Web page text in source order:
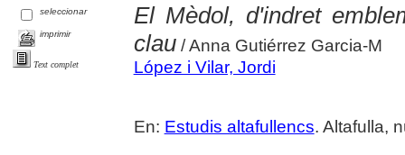
seleccionar
imprimir
Text complet
El Mèdol, d'indret
clau/ Anna Gutiérrez Garcia-M
López i Vilar, Jordi
En: Estudis altafullencs. Altafulla,